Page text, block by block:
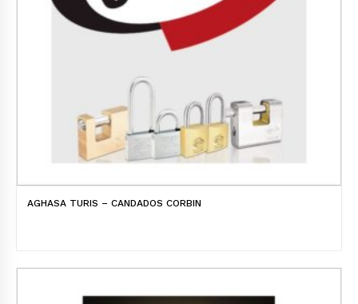
AGHASA TURIS – CANDADOS CORBIN